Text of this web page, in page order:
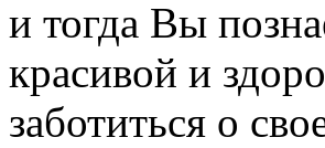
и тогда Вы
красивой и
заботиться о